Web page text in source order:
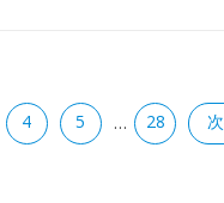
4 5 … 28